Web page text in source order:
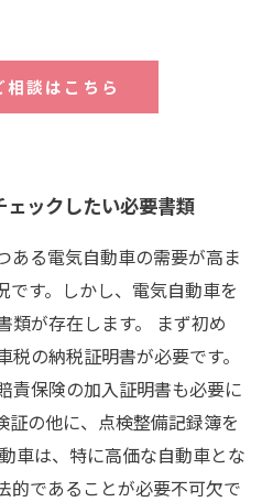
相談はこちら
ックしたい必要書類
ある電気自動車の需要が高ま
です。しかし、電気自動車を
類が存在します。 まず初め
の納税証明書が必要です。
責保険の加入証明書も必要に
証の他に、点検整備記録簿を
車は、特に高価な自動車とな
的であることが必要不可欠で